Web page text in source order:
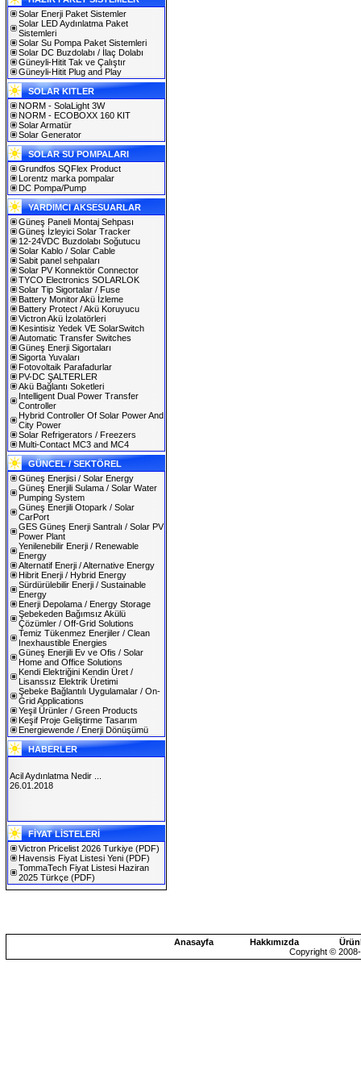
Solar Enerji Paket Sistemler
Solar LED Aydınlatma Paket
Sistemleri
Solar Su Pompa Paket Sistemleri
Solar DC Buzdolabı / İlaç Dolabı
Güneyli-Hitit Tak ve Çalıştır
Güneyli-Hitit Plug and Play
SOLAR KITLER
NORM - SolaLight 3W
NORM - ECOBOXX 160 KIT
Solar Armatür
Solar Generator
SOLAR SU POMPALARI
Grundfos SQFlex Product
Lorentz marka pompalar
DC Pompa/Pump
YARDIMCI AKSESUARLAR
Güneş Paneli Montaj Sehpası
Güneş İzleyici Solar Tracker
12-24VDC Buzdolabı Soğutucu
Solar Kablo / Solar Cable
Sabit panel sehpaları
Solar PV Konnektör Connector
TYCO Electronics SOLARLOK
Solar Tip Sigortalar / Fuse
Battery Monitor Akü İzleme
Battery Protect / Akü Koruyucu
Victron Akü İzolatörleri
Kesintisiz Yedek VE SolarSwitch
Automatic Transfer Switches
Güneş Enerji Sigortaları
Sigorta Yuvaları
Fotovoltaik Parafadurlar
PV-DC ŞALTERLER
Akü Bağlantı Soketleri
Intelligent Dual Power Transfer
Controller
Hybrid Controller Of Solar Power And
City Power
Solar Refrigerators / Freezers
Multi-Contact MC3 and MC4
GÜNCEL / SEKTÖREL
Güneş Enerjisi / Solar Energy
Güneş Enerjili Sulama / Solar Water
Pumping System
Güneş Enerjili Otopark / Solar
CarPort
GES Güneş Enerji Santralı / Solar PV
Power Plant
Yenilenebilir Enerji / Renewable
Energy
Alternatif Enerji / Alternative Energy
Hibrit Enerji / Hybrid Energy
Sürdürülebilir Enerji / Sustainable
Energy
Enerji Depolama / Energy Storage
Şebekeden Bağımsız Akülü
Çözümler / Off-Grid Solutions
Temiz Tükenmez Enerjiler / Clean
Inexhaustible Energies
Güneş Enerjili Ev ve Ofis / Solar
Home and Office Solutions
Kendi Elektriğini Kendin Üret /
Lisanssız Elektrik Üretimi
Şebeke Bağlantılı Uygulamalar / On-
Grid Applications
Yeşil Ürünler / Green Products
Keşif Proje Geliştirme Tasarım
Energiewende / Enerji Dönüşümü
HABERLER
SOLAREX ISTANBUL 2019
30.01.2019
Acil Aydınlatma Nedir ...
26.01.2018
FİYAT LİSTELERİ
Victron Pricelist 2026 Turkiye (PDF)
Havensis Fiyat Listesi Yeni (PDF)
TommaTech Fiyat Listesi Haziran
2025 Türkçe (PDF)
Anasayfa Hakkımızda
Copyright ©